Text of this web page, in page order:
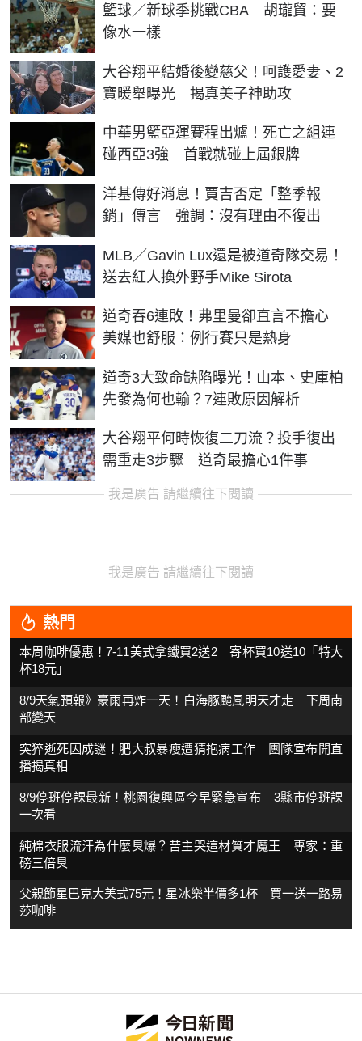
籃球／新球季挑戰CBA 胡瓏貿：要
像水一樣
大谷翔平結婚後變慈父！呵護愛妻、2
寶暖舉曝光 揭真美子神助攻
中華男籃亞運賽程出爐！死亡之組連
碰西亞3強 首戰就碰上屆銀牌
洋基傳好消息！賈吉否定「整季報
銷」傳言 強調：沒有理由不復出
MLB／Gavin Lux還是被道奇隊交易！
送去紅人換外野手Mike Sirota
道奇吞6連敗！弗里曼卻直言不擔心
美媒也舒服：例行賽只是熱身
道奇3大致命缺陷曝光！山本、史庫柏
先發為何也輸？7連敗原因解析
大谷翔平何時恢復二刀流？投手復出
需重走3步驟 道奇最擔心1件事
我是廣告 請繼續往下閱讀
我是廣告 請繼續往下閱讀
熱門
本周咖啡優惠！7-11美式拿鐵買2送2 寄杯買10送10「特大
杯18元」
8/9天氣預報》豪雨再炸一天！白海豚颱風明天才走 下周南
部變天
突猝逝死因成謎！肥大叔暴瘦遭猜抱病工作 團隊宣布開直
播揭真相
8/9停班停課最新！桃園復興區今早緊急宣布 3縣市停班課
一次看
純棉衣服流汗為什麼臭爆？苦主哭這材質才魔王 專家：重
磅三倍臭
父親節星巴克大美式75元！星冰樂半價多1杯 買一送一路易
莎咖啡